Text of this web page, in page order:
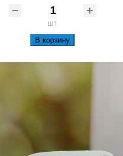
шт
В корзину